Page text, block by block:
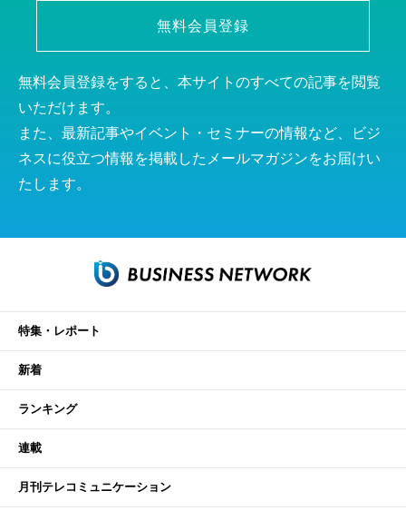
無料会員登録
無料会員登録をすると、本サイトのすべての記事を閲覧
いただけます。
また、最新記事やイベント・セミナーの情報など、ビジ
ネスに役立つ情報を掲載したメールマガジンをお届けい
たします。
特集・レポート
新着
ランキング
連載
月刊テレコミュニケーション